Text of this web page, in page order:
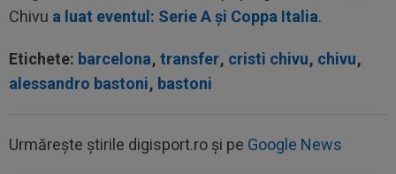
Chivu a luat eventul: Serie A și Coppa Italia.
Etichete: barcelona, transfer, cristi chivu, chivu,
alessandro bastoni, bastoni
Urmărește știrile digisport.ro și pe Google News